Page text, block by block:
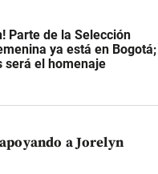
Parte de la Selección
ya está en Bogotá;
será el homenaje
a Jorelyn